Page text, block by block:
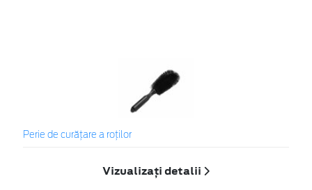
Perie de curățare a roților
Vizualizați detalii